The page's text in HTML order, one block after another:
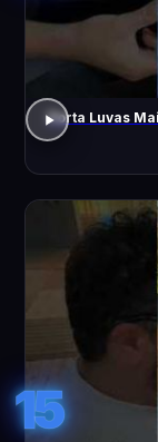
Porta Luvas
15